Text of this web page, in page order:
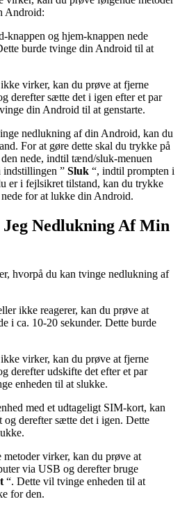
Android:
knappen og hjem-knappen nede
burde tvinge din Android til at
virker, kan du prøve at fjerne
derefter sætte det i igen efter et par
din Android til at genstarte.
nedlukning af din Android, kan du
For at gøre dette skal du trykke på
nede, indtil tænd/sluk-menuen
indstillingen ” Sluk “, indtil prompten i
er i fejlsikret tilstand, kan du trykke
for at lukke din Android.
Nedlukning Af Min
hvorpå du kan tvinge nedlukning af
ikke reagerer, kan du prøve at
i ca. 10-20 sekunder. Dette burde
virker, kan du prøve at fjerne
derefter udskifte det efter et par
enheden til at slukke.
med et udtageligt SIM-kort, kan
derefter sætte det i igen. Dette
virker, kan du prøve at
via USB og derefter bruge
“. Dette vil tvinge enheden til at
for den.